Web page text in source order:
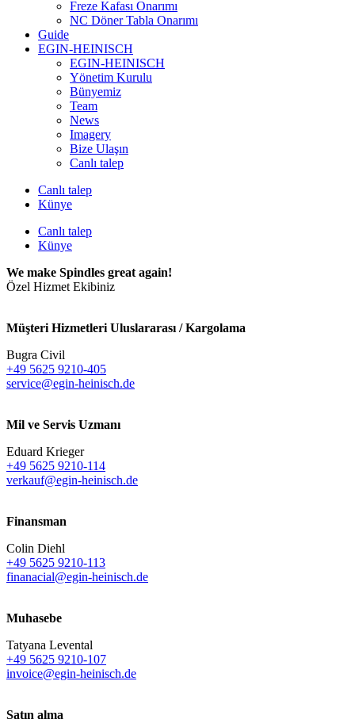
Freze Kafası Onarımı
NC Döner Tabla Onarımı
Guide
EGIN-HEINISCH
EGIN-HEINISCH
Yönetim Kurulu
Bünyemiz
Team
News
Imagery
Bize Ulaşın
Canlı talep
Canlı talep
Künye
Canlı talep
Künye
We make Spindles great again!
Özel Hizmet Ekibiniz
Müşteri Hizmetleri Uluslararası / Kargolama
Bugra Civil
+49 5625 9210-405
service@egin-heinisch.de
Mil ve Servis Uzmanı
Eduard Krieger
+49 5625 9210-114
verkauf@egin-heinisch.de
Finansman
Colin Diehl
+49 5625 9210-113
finanacial@egin-heinisch.de
Muhasebe
Tatyana Levental
+49 5625 9210-107
invoice@egin-heinisch.de
Satın alma